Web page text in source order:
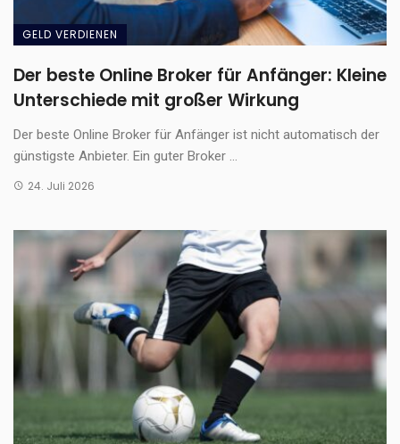
GELD VERDIENEN
Der beste Online Broker für Anfänger: Kleine
Unterschiede mit großer Wirkung
Der beste Online Broker für Anfänger ist nicht automatisch der
günstigste Anbieter. Ein guter Broker ...
24. Juli 2026